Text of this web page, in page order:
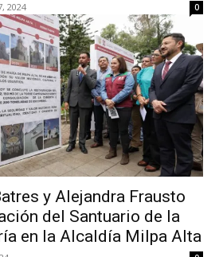
2024 0
y Alejandra Frausto
del Santuario de la
en la Alcaldía Milpa Alta